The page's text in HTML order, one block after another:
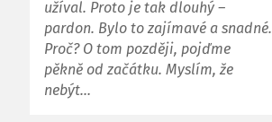
užíval. Proto je tak dlouhý –
pardon. Bylo to zajímavé a snadné.
Proč? O tom později, pojďme
pěkně od začátku. Myslím, že
nebýt…